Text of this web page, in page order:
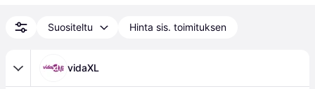
Suositeltu Hinta sis. toimituksen
vidaXL